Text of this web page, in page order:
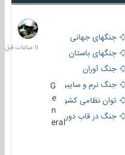
جنگهای جهانی
جنگهای باستان
جنگ آوران
جنگ نرم و سایبری
توان نظامی کشورها
جنگ در قاب دوربین
eral
11
ساعات
قبل